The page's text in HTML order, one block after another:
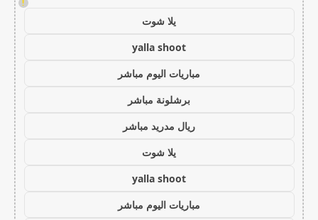
!
يلا شوت
yalla shoot
مباريات اليوم مباشر
برشلونة مباشر
ريال مدريد مباشر
يلا شوت
yalla shoot
مباريات اليوم مباشر